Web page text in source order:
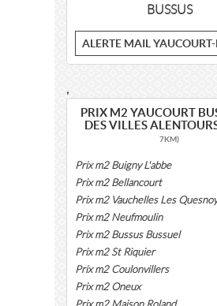
BUSSUS
ALERTE MAIL YAUCOURT-
,
PRIX M2 YAUCOURT
DES VILLES
7KM)
Prix m2 Buigny L'abbe
Prix m2 Bellancourt
Prix m2 Vauchelles Les Quesnoy
Prix m2 Neufmoulin
Prix m2 Bussus Bussuel
Prix m2 St Riquier
Prix m2 Coulonvillers
Prix m2 Oneux